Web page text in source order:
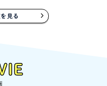
見る